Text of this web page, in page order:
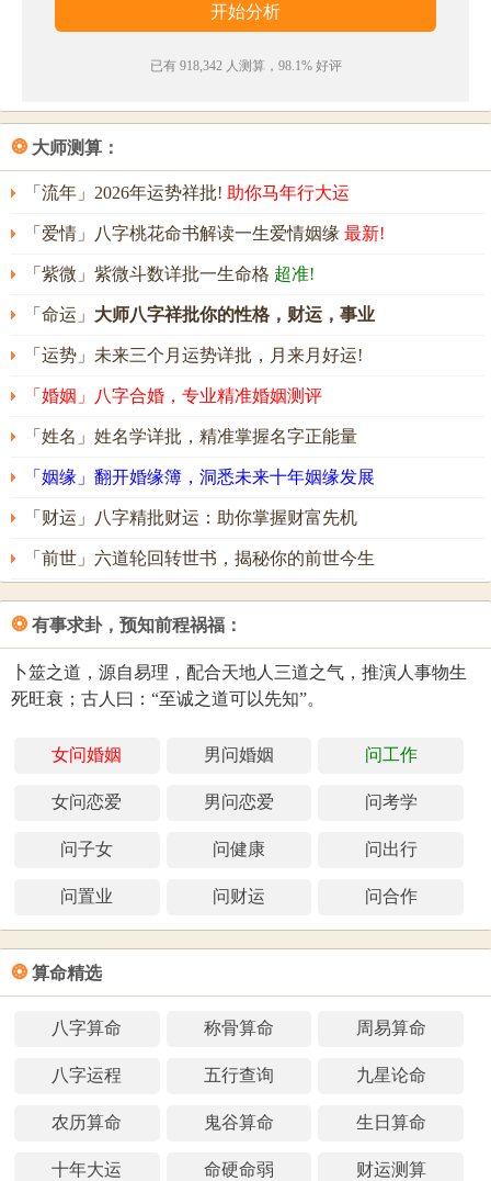
数理测算得出，仅供参考）
已有 918,342 人测算，98.1% 好评
❂ 大师测算：
「流年」2026年运势祥批! 助你马年行大运
「爱情」八字桃花命书解读一生爱情姻缘 最新!
「紫微」紫微斗数详批一生命格 超准!
「命运」 大师八字祥批你的性格，财运，事业
「运势」未来三个月运势详批，月来月好运!
「婚姻」八字合婚，专业精准婚姻测评
「姓名」姓名学详批，精准掌握名字正能量
「姻缘」翻开婚缘簿，洞悉未来十年姻缘发展
「财运」八字精批财运：助你掌握财富先机
「前世」六道轮回转世书，揭秘你的前世今生
❂ 有事求卦，预知前程祸福：
卜筮之道，源自易理，配合天地人三道之气，推演人事物生
死旺衰；古人曰：“至诚之道可以先知”。
女问婚姻 男问婚姻 问工作
女问恋爱 男问恋爱 问考学
问子女 问健康 问出行
问置业 问财运 问合作
❂ 算命精选
八字算命 称骨算命 周易算命
八字运程 五行查询 九星论命
农历算命 鬼谷算命 生日算命
十年大运 命硬命弱 财运测算